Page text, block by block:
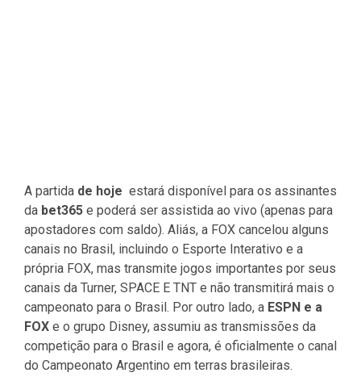
A partida de hoje estará disponível para os assinantes
da bet365 e poderá ser assistida ao vivo (apenas para
apostadores com saldo). Aliás, a FOX cancelou alguns
canais no Brasil, incluindo o Esporte Interativo e a
própria FOX, mas transmite jogos importantes por seus
canais da Turner, SPACE E TNT e não transmitirá mais o
campeonato para o Brasil. Por outro lado, a ESPN e a
FOX e o grupo Disney, assumiu as transmissões da
competição para o Brasil e agora, é oficialmente o canal
do Campeonato Argentino em terras brasileiras.